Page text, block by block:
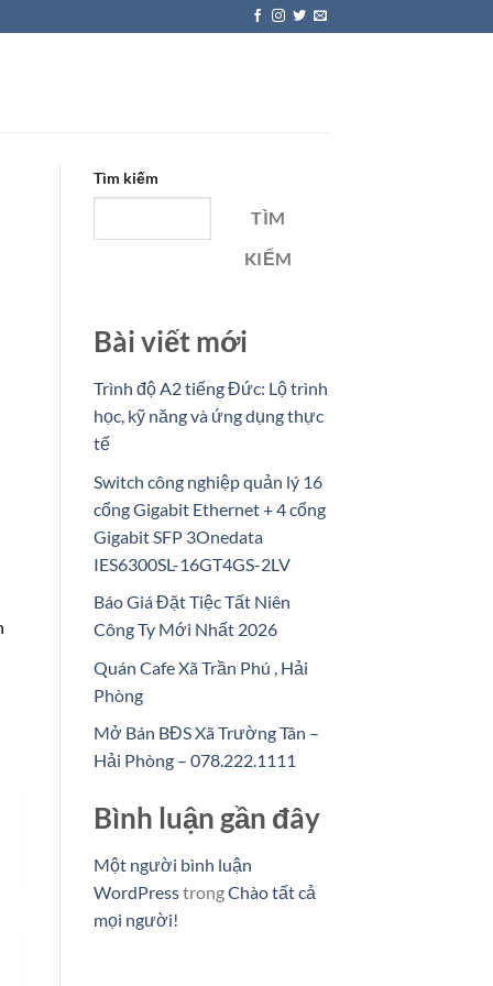
Tìm kiếm
TÌM
KIẾM
Bài viết mới
Trình độ A2 tiếng Đức: Lộ trình
học, kỹ năng và ứng dụng thực
tế
Switch công nghiệp quản lý 16
cổng Gigabit Ethernet + 4 cổng
Gigabit SFP 3Onedata
IES6300SL-16GT4GS-2LV
Báo Giá Đặt Tiệc Tất Niên
Công Ty Mới Nhất 2026
Quán Cafe Xã Trần Phú , Hải
Phòng
Mở Bán BĐS Xã Trường Tân –
Hải Phòng – 078.222.1111
Bình luận gần đây
Một người bình luận
WordPresstrongChào tất cả
mọi người!